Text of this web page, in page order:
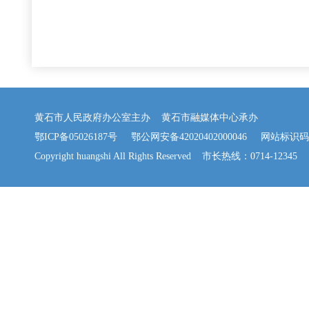
黄石市人民政府办公室主办 黄石市融媒体中心承办
鄂ICP备05026187号
鄂公网安备42020402000046 网站标识码
Copyright huangshi All Rights Reserved 市长热线：0714-12345